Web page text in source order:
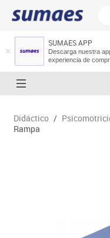
SUMAES APP
Descarga nuestra
experiencia de
Didáctico /
Rampa